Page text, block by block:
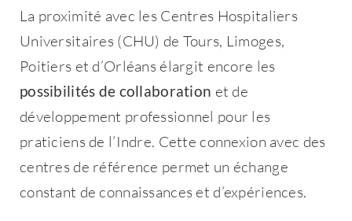
La proximité avec les Centres Hospitaliers
Universitaires (CHU) de Tours, Limoges,
Poitiers et d’Orléans élargit encore les
possibilités de collaboration et de
développement professionnel pour les
praticiens de l’Indre. Cette connexion avec des
centres de référence permet un échange
constant de connaissances et d’expériences.